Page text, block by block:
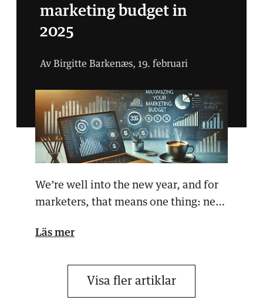
marketing budget in
2025
Av Birgitte Barkenæs, 19. februari
We’re well into the new year, and for
marketers, that means one thing: new
Läs mer
Visa fler artiklar